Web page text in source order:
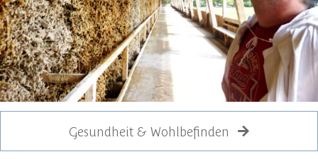
Gesundheit & Wohlbefinden